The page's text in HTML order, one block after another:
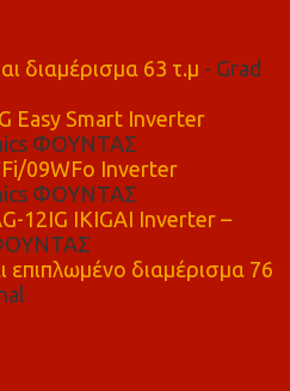
διαμέρισμα 63 τ.μ - Grad
Easy Smart Inverter
ΦΟΥΝΤΑΣ
09WFo Inverter
ΦΟΥΝΤΑΣ
12IG IKIGAI Inverter –
επιπλωμένο διαμέρισμα 76